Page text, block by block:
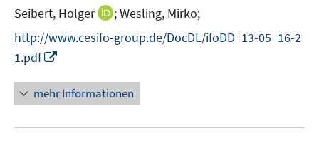
r
e
Seibert, Holger
I
n
u
e
F
;Wesling, Mirko;
http://www.cesifo-group.de/DocDL/ifoDD_13-05_16-2
1.pdf
n
e
u
mehr Informationen